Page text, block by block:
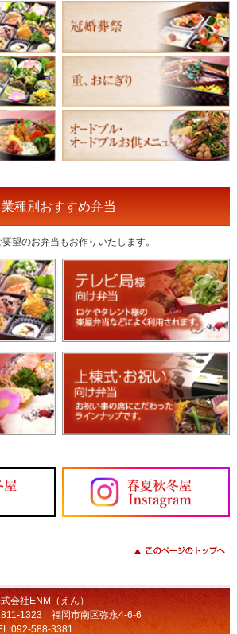
業種別おすすめ弁当
望のお弁当もお作りいたします。
会社ENM（えん）
1323 福岡市南区弥永4-6-6
588-3381